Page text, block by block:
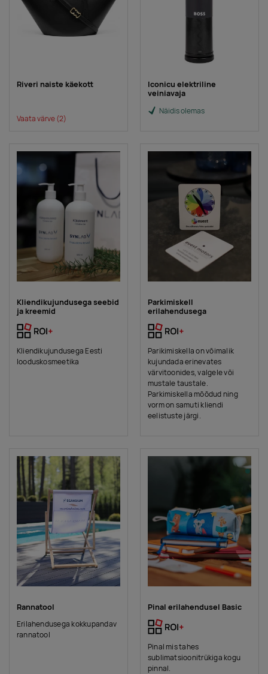
Riveri naiste käekott
Vaata värve(2)
Iconicu elektriline
veiniavaja
Näidis olemas
Kliendikujundusega seebid
ja kreemid
Kliendikujundusega Eesti
looduskosmeetika
Parkimiskell
erilahendusega
Parikimiskella on võimalik
kujundada erinevates
värvitoonides, valgele või
mustale taustale.
Parkimiskella mõõdud ning
vorm on samuti kliendi
eelistuste järgi.
Rannatool
Erilahendusega kokkupandav
rannatool
Pinal erilahendusel Basic
Pinal mis tahes
sublimatsioonitrükiga kogu
pinnal.